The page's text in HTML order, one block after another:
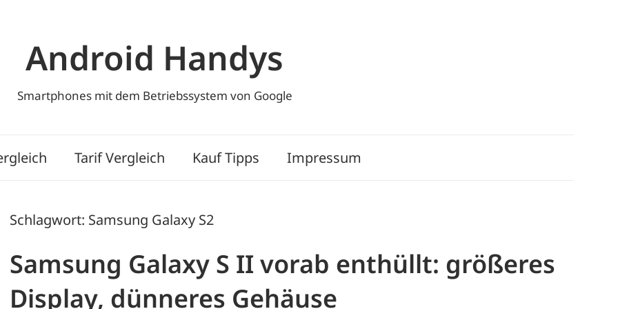
Android Handys
Smartphones mit dem Betriebssystem von Google
Tarif Vergleich Kauf Tipps Impressum
Schlagwort: Samsung Galaxy S2
Samsung Galaxy S II vorab enthüllt: größeres
Display, dünneres Gehäuse